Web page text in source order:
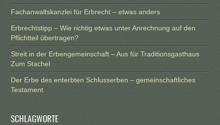
Fachanwaltskanzlei für Erbrecht – etwas anders
Erbrechtstipp – Wie richtig etwas unter Anrechnung auf den
Pflichtteil übertragen?
Streit in der Erbengemeinschaft – Aus für Traditionsgasthaus
Zum Stachel
Der Erbe des enterbten Schlusserben – gemeinschaftliches
Testament
SCHLAGWORTE